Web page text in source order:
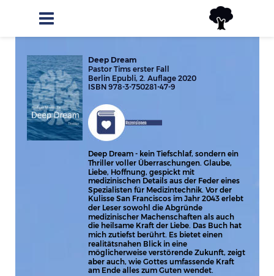
Deep Dream - kein Tiefschlaf, sondern ein
Thriller voller Überraschungen. Glaube,
Liebe, Hoffnung, gespickt mit
medizinischen Details aus der Feder eines
Spezialisten für Medizintechnik. Vor der
Kulisse San Franciscos im Jahr 2043 erlebt
der Leser sowohl die Abgründe
medizinischer Machenschaften als auch
die heilsame Kraft der Liebe. Das Buch hat
mich zutiefst berührt. Es bietet einen
realitätsnahen Blick in eine
möglicherweise verstörende Zukunft, zeigt
aber auch, wie Gottes umfassende Kraft
am Ende alles zum Guten wendet.
Deep Dream
Pastor Tims erster Fall
Berlin Epubli, 2. Auflage 2020
ISBN 978-3-750281-47-9